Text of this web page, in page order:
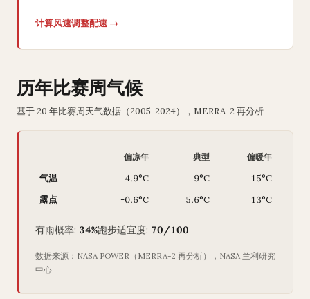
计算风速调整配速 →
历年比赛周气候
基于 20 年比赛周天气数据（2005-2024），MERRA-2 再分析
偏凉年 典型 偏暖年
气温 4.9°C 9°C
15°C
露点
-0.6°C 5.6°C 13°C
有雨概率: 34%跑步适宜度: 70/100
数据来源：NASA POWER（MERRA-2 再分析），NASA 兰利研究
中心